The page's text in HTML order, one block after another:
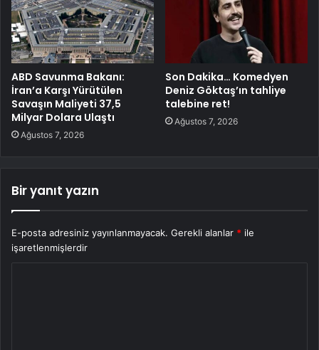
ABD Savunma Bakanı:
İran’a Karşı Yürütülen
Savaşın Maliyeti 37,5
Milyar Dolara Ulaştı
Ağustos 7, 2026
Son Dakika… Komedyen
Deniz Göktaş’ın tahliye
talebine ret!
Ağustos 7, 2026
Bir yanıt yazın
E-posta adresiniz yayınlanmayacak. Gerekli alanlar * ile
işaretlenmişlerdir